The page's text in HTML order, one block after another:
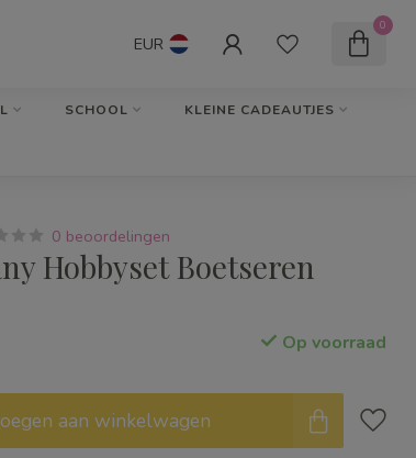
EUR
0
SCHOOL KLEINE CADEAUTJES
0 beoordelingen
Hobbyset Boetseren
Op voorraad
aan winkelwagen